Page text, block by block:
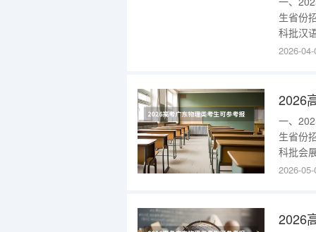
生省份
科批汉
国语言
2026-
一、
生省份
科批会
服务(校
2026-
2026